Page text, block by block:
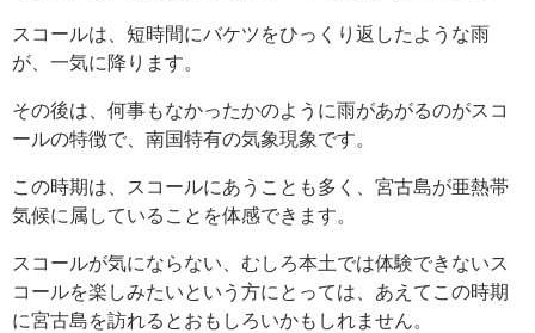
スコールは、短時間にバケツをひっくり返したような雨
が、一気に降ります。
その後は、何事もなかったかのように雨があがるのがスコ
ールの特徴で、南国特有の気象現象です。
この時期は、スコールにあうことも多く、宮古島が亜熱帯
気候に属していることを体感できます。
スコールが気にならない、むしろ本土では体験できないス
コールを楽しみたいという方にとっては、あえてこの時期
に宮古島を訪れるとおもしろいかもしれません。